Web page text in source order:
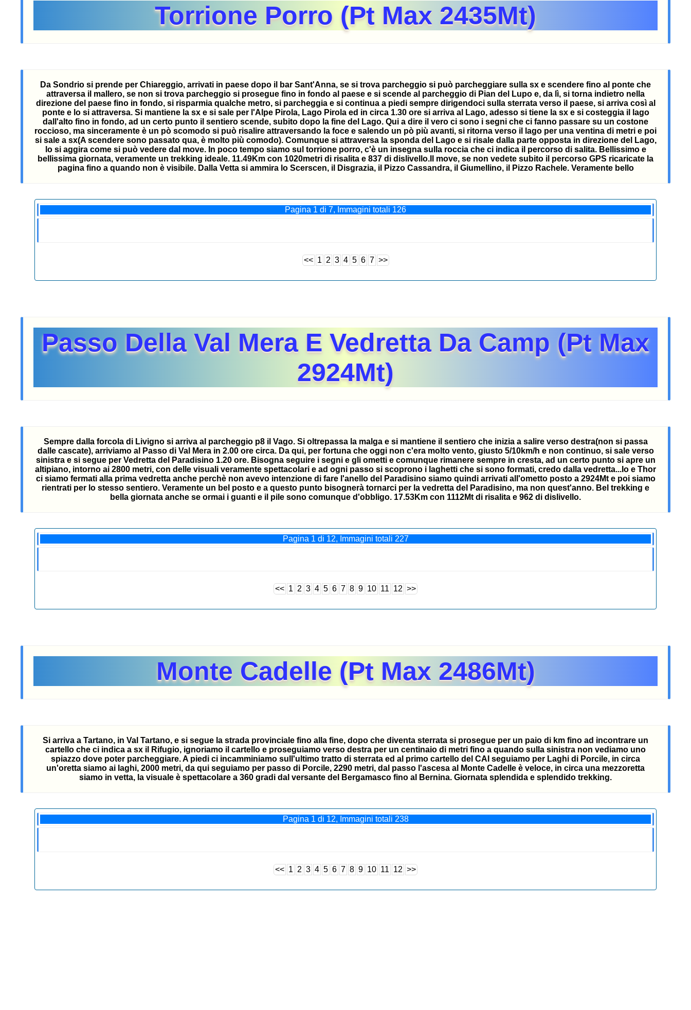
Torrione Porro (Pt Max 2435Mt)
Da Sondrio si prende per Chiareggio, arrivati in paese dopo il bar Sant'Anna, se si trova parcheggio si può parcheggiare sulla sx e scendere fino al ponte che
attraversa il mallero, se non si trova parcheggio si prosegue fino in fondo al paese e si scende al parcheggio di Pian del Lupo e, da lì, si torna indietro nella
direzione del paese fino in fondo, si risparmia qualche metro, si parcheggia e si continua a piedi sempre dirigendoci sulla sterrata verso il paese, si arriva così al
ponte e lo si attraversa. Si mantiene la sx e si sale per l'Alpe Pirola, Lago Pirola ed in circa 1.30 ore si arriva al Lago, adesso si tiene la sx e si costeggia il lago
dall'alto fino in fondo, ad un certo punto il sentiero scende, subito dopo la fine del Lago. Qui a dire il vero ci sono i segni che ci fanno passare su un costone
roccioso, ma sinceramente è un pò scomodo si può risalire attraversando la foce e salendo un pò più avanti, si ritorna verso il lago per una ventina di metri e poi
si sale a sx(A scendere sono passato qua, è molto più comodo). Comunque si attraversa la sponda del Lago e si risale dalla parte opposta in direzione del Lago,
lo si aggira come si può vedere dal move. In poco tempo siamo sul torrione porro, c'è un insegna sulla roccia che ci indica il percorso di salita. Bellissimo e
bellissima giornata, veramente un trekking ideale. 11.49Km con 1020metri di risalita e 837 di dislivello.Il move, se non vedete subito il percorso GPS ricaricate la
pagina fino a quando non è visibile. Dalla Vetta si ammira lo Scerscen, il Disgrazia, il Pizzo Cassandra, il Giumellino, il Pizzo Rachele. Veramente bello
Pagina 1 di 7, Immagini totali 126
<< 1 2 3 4 5 6 7 >>
Passo Della Val Mera E Vedretta Da Camp (Pt Max
2924Mt)
Sempre dalla forcola di Livigno si arriva al parcheggio p8 il Vago. Si oltrepassa la malga e si mantiene il sentiero che inizia a salire verso destra(non si passa
dalle cascate), arriviamo al Passo di Val Mera in 2.00 ore circa. Da qui, per fortuna che oggi non c'era molto vento, giusto 5/10km/h e non continuo, si sale verso
sinistra e si segue per Vedretta del Paradisino 1.20 ore. Bisogna seguire i segni e gli ometti e comunque rimanere sempre in cresta, ad un certo punto si apre un
altipiano, intorno ai 2800 metri, con delle visuali veramente spettacolari e ad ogni passo si scoprono i laghetti che si sono formati, credo dalla vedretta...Io e Thor
ci siamo fermati alla prima vedretta anche perchè non avevo intenzione di fare l'anello del Paradisino siamo quindi arrivati all'ometto posto a 2924Mt e poi siamo
rientrati per lo stesso sentiero. Veramente un bel posto e a questo punto bisognerà tornarci per la vedretta del Paradisino, ma non quest'anno. Bel trekking e
bella giornata anche se ormai i guanti e il pile sono comunque d'obbligo. 17.53Km con 1112Mt di risalita e 962 di dislivello.
Pagina 1 di 12, Immagini totali 227
<< 1 2 3 4 5 6 7 8 9 10 11 12 >>
Monte Cadelle (Pt Max 2486Mt)
Si arriva a Tartano, in Val Tartano, e si segue la strada provinciale fino alla fine, dopo che diventa sterrata si prosegue per un paio di km fino ad incontrare un
cartello che ci indica a sx il Rifugio, ignoriamo il cartello e proseguiamo verso destra per un centinaio di metri fino a quando sulla sinistra non vediamo uno
spiazzo dove poter parcheggiare. A piedi ci incamminiamo sull'ultimo tratto di sterrata ed al primo cartello del CAI seguiamo per Laghi di Porcile, in circa
un'oretta siamo ai laghi, 2000 metri, da qui seguiamo per passo di Porcile, 2290 metri, dal passo l'ascesa al Monte Cadelle è veloce, in circa una mezzoretta
siamo in vetta, la visuale è spettacolare a 360 gradi dal versante del Bergamasco fino al Bernina. Giornata splendida e splendido trekking.
Pagina 1 di 12, Immagini totali 238
<< 1 2 3 4 5 6 7 8 9 10 11 12 >>